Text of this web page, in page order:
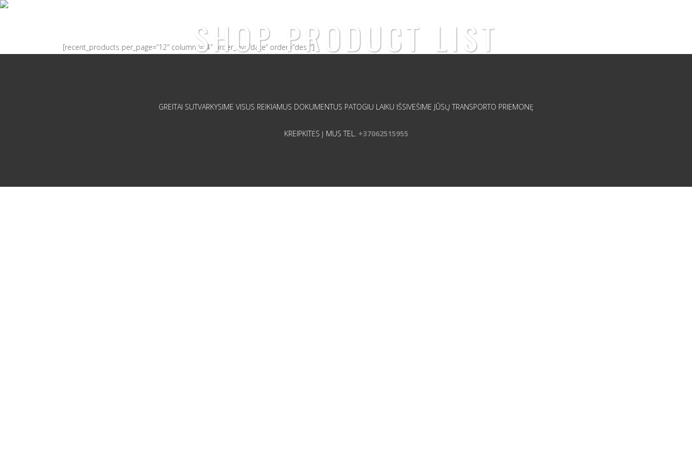
PRADŽIA PASIŪLYMAS D.U.K. KONTAKTAI
SHOP PRODUCT LIST
[recent_products per_page=”12″ columns=”4″ order_by=”date” order=”desc”]
GREITAI SUTVARKYSIME VISUS REIKIAMUS DOKUMENTUS PATOGIU LAIKU IŠSIVEŠIME JŪSŲ TRANSPORTO PRIEMONĘ
KREIPKITĖS Į MUS TEL. +37062515955